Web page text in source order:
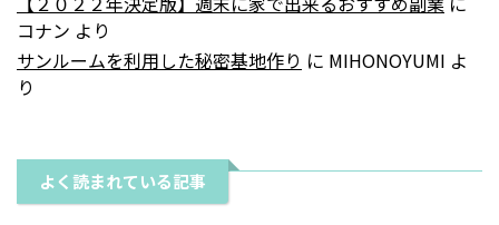
コナン より
サンルームを利用した秘密基地作り に MIHONOYUMI よ
り
よく読まれている記事